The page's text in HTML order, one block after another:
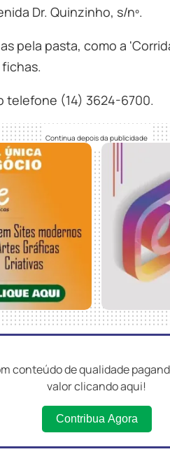
Dr. Quinzinho, s/nº.
pela pasta, como a
telefone (14) 3624-6700.
conteúdo de qualidade
valor clicando aqui!
Contribua Agora